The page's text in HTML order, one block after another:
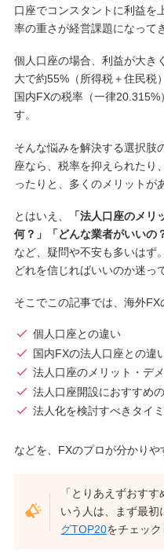
口座でコンスタントに利益を
率の重さが経営課題になって
個人口座の場合、利益が大き
大で約55%（所得税＋住民税
国内FXの税率（一律
す。
そんな悩みを解決する選択肢
座なら、税率を抑えられたり
ったりと、多くのメリットが
とはいえ、
「法人口座のメ
何？」「どんな業者がいいの
など、疑問や不安も多いはず
どれを信じればいいのか迷っ
そこでこの記事では、海外FX
個人口座との違い
国内FXの法人口座との違
法人口座のメリット・デ
法人口座開設におすすめ
法人化を検討すべきタイ
などを、FXのプロが分かりや
「とりあえずおす
いう人は、まず最初
グTOP20をチェック